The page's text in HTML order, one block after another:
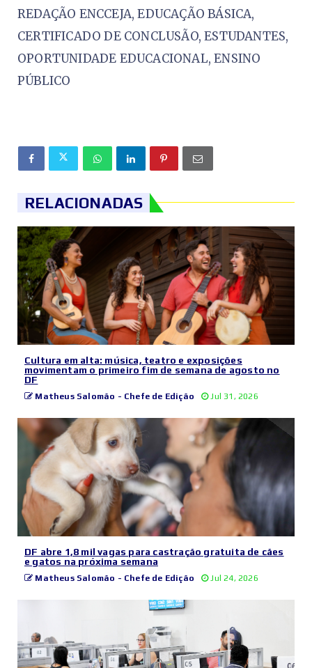
REDAÇÃO ENCCEJA, EDUCAÇÃO BÁSICA,
CERTIFICADO DE CONCLUSÃO, ESTUDANTES,
OPORTUNIDADE EDUCACIONAL, ENSINO
PÚBLICO
RELACIONADAS
Cultura em alta: música, teatro e exposições
movimentam o primeiro fim de semana de agosto no
DF
Matheus Salomão - Chefe de Edição Jul 31, 2026
DF abre 1,8 mil vagas para castração gratuita de cães
e gatos na próxima semana
Matheus Salomão - Chefe de Edição Jul 24, 2026